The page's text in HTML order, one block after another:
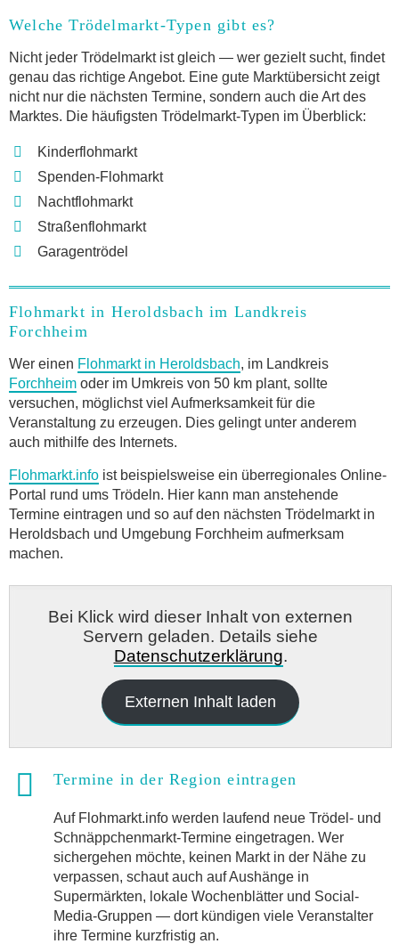
Welche Trödelmarkt-Typen gibt es?
Nicht jeder Trödelmarkt ist gleich — wer gezielt sucht, findet
genau das richtige Angebot. Eine gute Marktübersicht zeigt
nicht nur die nächsten Termine, sondern auch die Art des
Marktes. Die häufigsten Trödelmarkt-Typen im Überblick:
Kinderflohmarkt
Spenden-Flohmarkt
Nachtflohmarkt
Straßenflohmarkt
Garagentrödel
Flohmarkt in Heroldsbach im Landkreis
Forchheim
Wer einen Flohmarkt in Heroldsbach, im Landkreis
Forchheim oder im Umkreis von 50 km plant, sollte
versuchen, möglichst viel Aufmerksamkeit für die
Veranstaltung zu erzeugen. Dies gelingt unter anderem
auch mithilfe des Internets.
Flohmarkt.info ist beispielsweise ein überregionales Online-
Portal rund ums Trödeln. Hier kann man anstehende
Termine eintragen und so auf den nächsten Trödelmarkt in
Heroldsbach und Umgebung Forchheim aufmerksam
machen.
Bei Klick wird dieser Inhalt von externen
Servern geladen. Details siehe
Datenschutzerklärung.
Externen Inhalt laden
Termine in der Region eintragen
Auf Flohmarkt.info werden laufend neue Trödel- und
Schnäppchenmarkt-Termine eingetragen. Wer
sichergehen möchte, keinen Markt in der Nähe zu
verpassen, schaut auch auf Aushänge in
Supermärkten, lokale Wochenblätter und Social-
Media-Gruppen — dort kündigen viele Veranstalter
ihre Termine kurzfristig an.